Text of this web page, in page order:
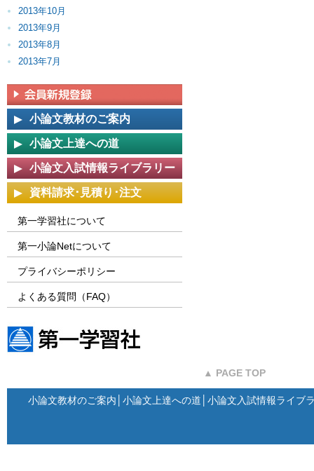
2013年10月
2013年9月
2013年8月
2013年7月
小論文教材のご案内
小論文上達への道
小論文入試情報ライブラリー
資料請求･見積り･注文
第一学習社について
第一小論Netについて
プライバシーポリシー
よくある質問（FAQ）
▲ PAGE TOP
小論文教材のご案内 小論文上達への道 小論文入試情報ライブ